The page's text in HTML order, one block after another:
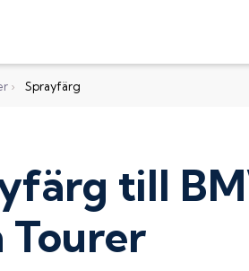
› Sprayfärg
till
Tourer